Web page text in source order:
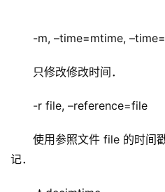
-m, –time=mtime,
只修改修改时间．
-r file, –reference=file
使用参照文件 file 的时间
记．